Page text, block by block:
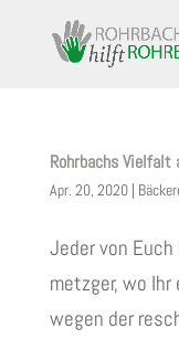
Rohrbachs Vielfalt
Apr. 20, 2020|
Jeder von
metzger, wo
wegen der